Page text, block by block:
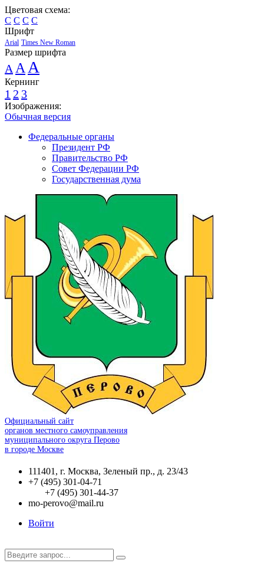
Цветовая схема:
C C C C
Шрифт
Arial Times New Roman
Размер шрифта
A A A
Кернинг
1 2 3
Изображения:
Обычная версия
Федеральные органы
Президент РФ
Правительство РФ
Совет Федерации РФ
Государственная дума
Официальный сайт
органов местного самоуправления
муниципального округа Перово
в городе Москве
111401, г. Москва, Зеленый пр., д. 23/43
+7 (495) 301-04-71
+7 (495) 301-44-37
mo-perovo@mail.ru
Войти